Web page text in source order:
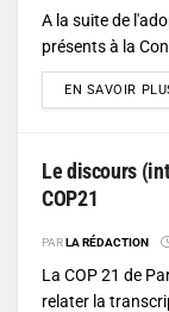
A la suite de
présents à la
EN SAVOIR
Le discours
COP21
PARLA RÉDACTION
La COP 21 de
relater la